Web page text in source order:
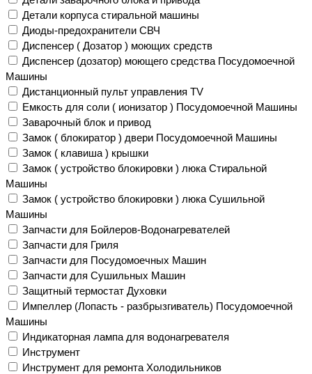
Детали корпуса стиральной машины
Диоды-предохранители СВЧ
Диспенсер ( Дозатор ) моющих средств
Диспенсер (дозатор) моющего средства Посудомоечной
Машины
Дистанционный пульт управления TV
Емкость для соли ( ионизатор ) Посудомоечной Машины
Заварочный блок и привод
Замок ( блокиратор ) двери Посудомоечной Машины
Замок ( клавиша ) крышки
Замок ( устройство блокировки ) люка Стиральной
Машины
Замок ( устройство блокировки ) люка Сушильной
Машины
Запчасти для Бойлеров-Водонагревателей
Запчасти для Гриля
Запчасти для Посудомоечных Машин
Запчасти для Сушильных Машин
Защитный термостат Духовки
Импеллер (Лопасть - разбрызгиватель) Посудомоечной
Машины
Индикаторная лампа для водонагревателя
Инструмент
Инструмент для ремонта Холодильников